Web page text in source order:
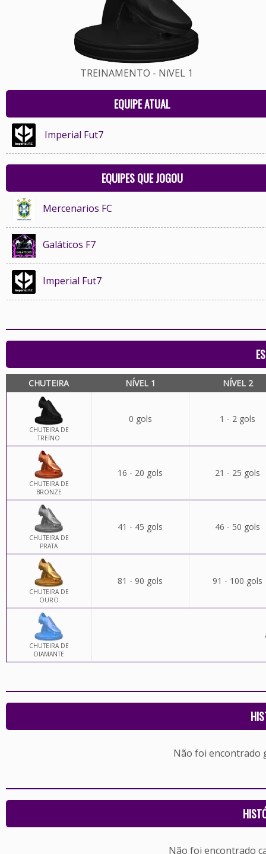
TREINAMENTO - NíVEL 1
EQUIPE ATUAL
Imperial Fut7
EQUIPES QUE JOGOU
Mercenarios FC
Galáticos F7
Imperial Fut7
CHUTEIRA NÍVEL 1 NÍVEL 2
CHUTEIRA DE
TREINO
0 gols 1 - 2 gols
CHUTEIRA DE
BRONZE
16 - 20 gols 21 - 25 gols
CHUTEIRA DE
PRATA
41 - 45 gols 46 - 50 gols
CHUTEIRA DE
OURO
81 - 90 gols 91 - 100 gols
CHUTEIRA DE
DIAMANTE
Não foi encontrado
Não foi encontrado